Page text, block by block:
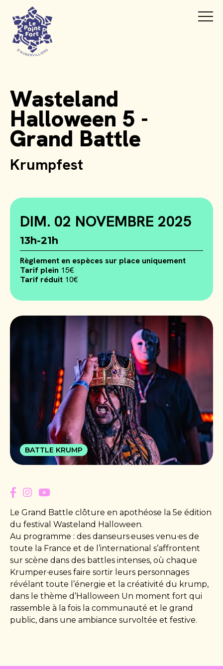
Wasteland
Halloween 5 -
Grand Battle
Krumpfest
DIM. 02 NOVEMBRE 2025
13h-21h
Règlement en espèces sur place uniquement
Tarif plein 15€
Tarif réduit 10€
BATTLE KRUMP
Le Grand Battle clôture en apothéose la 5e édition
du festival Wasteland Halloween.
Au programme : des danseurs·euses venu·es de
toute la France et de l’international s’affrontent
sur scène dans des battles intenses, où chaque
Krumper·euses faire sortir leurs personnages
révélant toute l’énergie et la créativité du krump,
dans le thème d’Halloween Un moment fort qui
rassemble à la fois la communauté et le grand
public, dans une ambiance survoltée et festive.